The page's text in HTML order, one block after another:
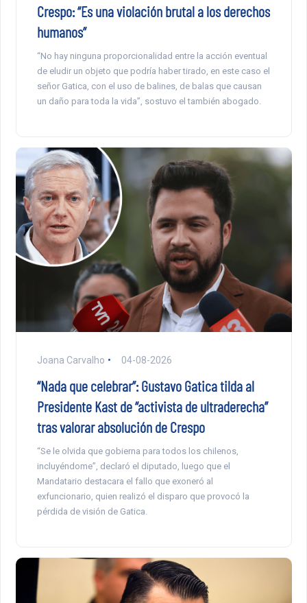
Crespo: “Es una violación brutal a los derechos
humanos”
“No hay ninguna proporcionalidad entre la acción eventual
de eludir un objeto que podría haber tirado, en este caso el
señor Gatica, con el uso de balines, de balas que causan
un daño para toda la vida”, sostuvo el también abogado.
Joana Carvalho 04-08-2026
“Nada que celebrar”: Gustavo Gatica tilda al
Presidente Kast de “activista de ultraderecha”
tras valorar absolución de Crespo
“Se le olvida que gobierna para todos los chilenos,
incluyéndome”, declaró el diputado, luego que el
Mandatario destacara el fallo que exoneró al
exfuncionario, quien realizó el disparo que provocó la
pérdida de visión de Gatica.